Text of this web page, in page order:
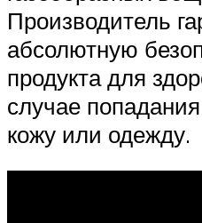
Производитель
абсолютную
продукта для
случае
кожу или одежду.